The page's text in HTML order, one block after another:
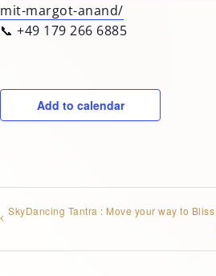
mit-margot-anand/
📞 +49 179 266 6885
Add to calendar
SkyDancing Tantra : Move your way to Bliss